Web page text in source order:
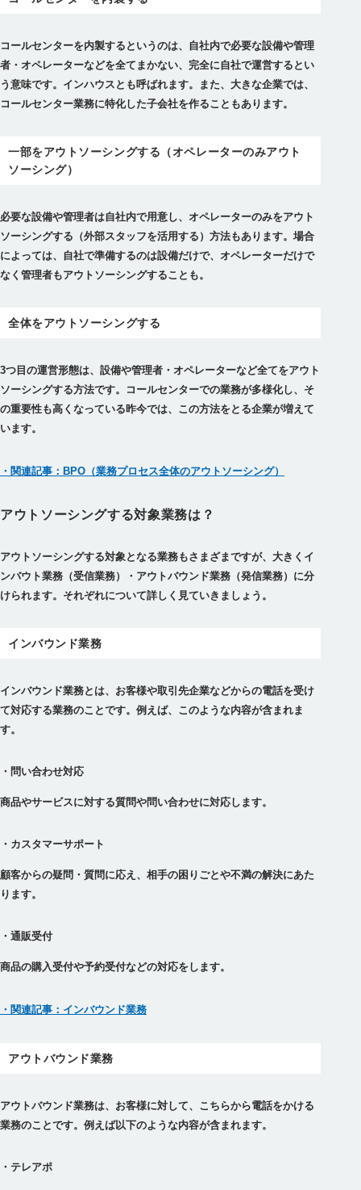
コールセンターを内製するというのは、自社内で必要な設備や管理
者・オペレーターなどを全てまかない、完全に自社で運営するとい
う意味です。インハウスとも呼ばれます。また、大きな企業では、
コールセンター業務に特化した子会社を作ることもあります。
一部をアウトソーシングする（オペレーターのみアウト
ソーシング）
必要な設備や管理者は自社内で用意し、オペレーターのみをアウト
ソーシングする（外部スタッフを活用する）方法もあります。場合
によっては、自社で準備するのは設備だけで、オペレーターだけで
なく管理者もアウトソーシングすることも。
全体をアウトソーシングする
3つ目の運営形態は、設備や管理者・オペレーターなど全てをアウト
ソーシングする方法です。コールセンターでの業務が多様化し、そ
の重要性も高くなっている昨今では、この方法をとる企業が増えて
います。
・関連記事：BPO（業務プロセス全体のアウトソーシング）
アウトソーシングする対象業務は？
アウトソーシングする対象となる業務もさまざまですが、大きくイ
ンバウト業務（受信業務）・アウトバウンド業務（発信業務）に分
けられます。それぞれについて詳しく見ていきましょう。
インバウンド業務
インバウンド業務とは、お客様や取引先企業などからの電話を受け
て対応する業務のことです。例えば、このような内容が含まれま
す。
・問い合わせ対応
商品やサービスに対する質問や問い合わせに対応します。
・カスタマーサポート
顧客からの疑問・質問に応え、相手の困りごとや不満の解決にあた
ります。
・通販受付
商品の購入受付や予約受付などの対応をします。
・関連記事：インバウンド業務
アウトバウンド業務
アウトバウンド業務は、お客様に対して、こちらから電話をかける
業務のことです。例えば以下のような内容が含まれます。
・テレアポ